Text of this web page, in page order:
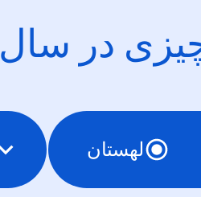
چیزی در سال
لهستان